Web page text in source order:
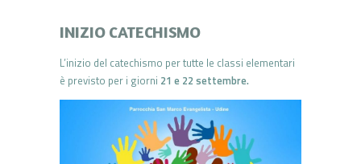
INIZIO CATECHISMO
L’inizio del catechismo per tutte le classi elementari
è previsto per i giorni 21 e 22 settembre.